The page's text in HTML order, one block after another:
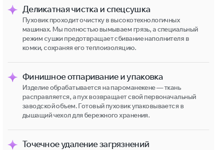
Деликатная чистка и спецсушка
Пуховик проходит очистку в высокотехнологичных
машинах. Мы полностью вымываем грязь, а специальный
режим сушки предотвращает сбивание наполнителя в
комки, сохраняя его теплоизоляцию.
Финишное отпаривание и упаковка
Изделие обрабатывается на пароманекене — ткань
расправляется, а пух возвращает свой первоначальный
заводской объем. Готовый пуховик упаковывается в
дышащий чехол для бережного хранения.
Точечное удаление загрязнений